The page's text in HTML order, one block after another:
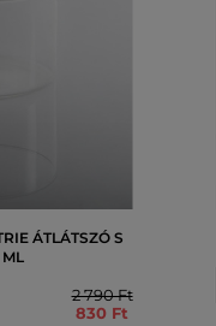
ÁTLÁTSZÓ S
2 790 Ft
830 Ft